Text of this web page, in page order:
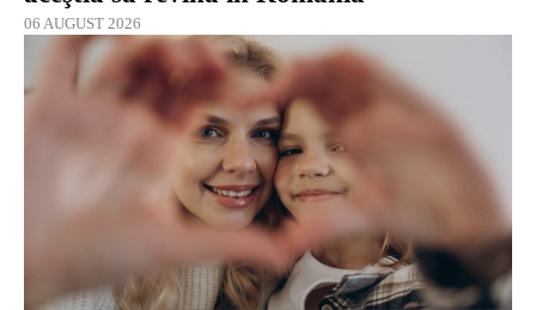
06 AUGUST 2026